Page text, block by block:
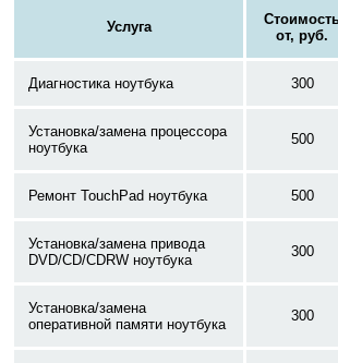
Услуга
от, руб.
Диагностика ноутбука 300
Установка/замена процессора
ноутбука
500
Ремонт TouchPad ноутбука 500
Установка/замена привода
DVD/CD/CDRW ноутбука
300
Установка/замена
оперативной памяти ноутбука
300